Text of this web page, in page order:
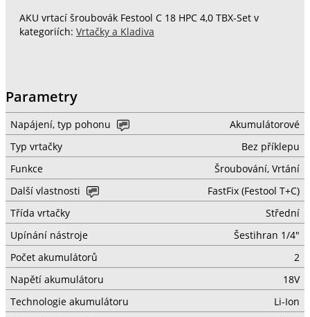
AKU vrtací šroubovák Festool C 18 HPC 4,0 TBX-Set v
kategoriích: Vrtačky a Kladiva
Parametry
Napájení, typ pohonu
Akumulátorové
Typ vrtačky
Bez příklepu
Funkce
Šroubování, Vrtání
Další vlastnosti
FastFix (Festool T+C)
Třída vrtačky
Střední
Upínání nástroje
Šestihran 1/4"
Počet akumulátorů
2
Napětí akumulátoru
18V
Technologie akumulátoru
Li-Ion